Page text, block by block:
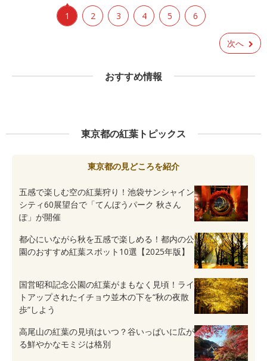
1 2 3 4 5 6
次へ
おすすめ情報
東京都の紅葉トピックス
東京都の見どころを紹介
五感で楽しむ空の紅葉狩り！池袋サンシャイン
シティ60展望台で「てんぼうパーク 秋さん
ぽ」が開催
都心にいながら秋を五感で楽しめる！都内の公
園のおすすめ紅葉スポット10選【2025年版】
国営昭和記念公園の紅葉がまもなく見頃！ライ
トアップされたイチョウ並木の下を“秋の夜散
歩“しよう
高尾山の紅葉の見頃はいつ？谷いっぱいに広が
る鮮やかなモミジは格別